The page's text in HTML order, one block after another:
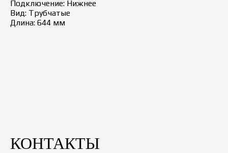
Подключение: Нижнее
Вид: Трубчатые
Длина: 644 мм
КОНТАКТЫ